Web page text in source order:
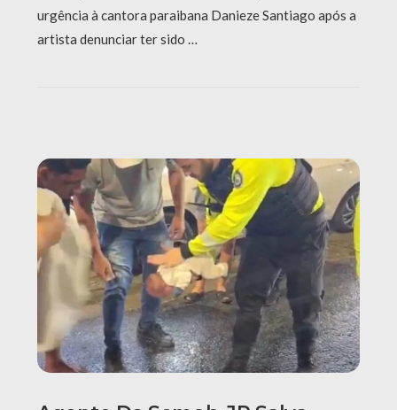
urgência à cantora paraibana Danieze Santiago após a
artista denunciar ter sido …